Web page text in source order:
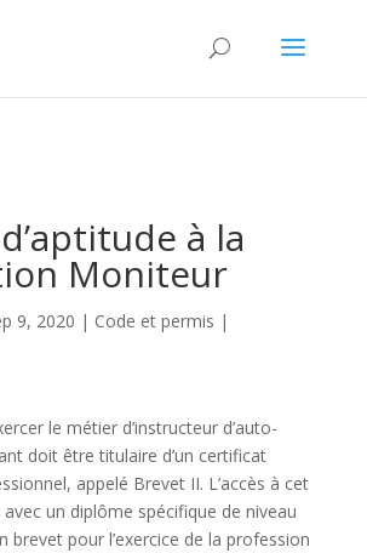
à la
Moniteur
9, 2020 | Code et permis |
le métier d’instructeur d’auto-
doit être titulaire d’un certificat
appelé Brevet II. L’accès à cet
avec un diplôme spécifique de niveau
brevet pour l’exercice de la profession